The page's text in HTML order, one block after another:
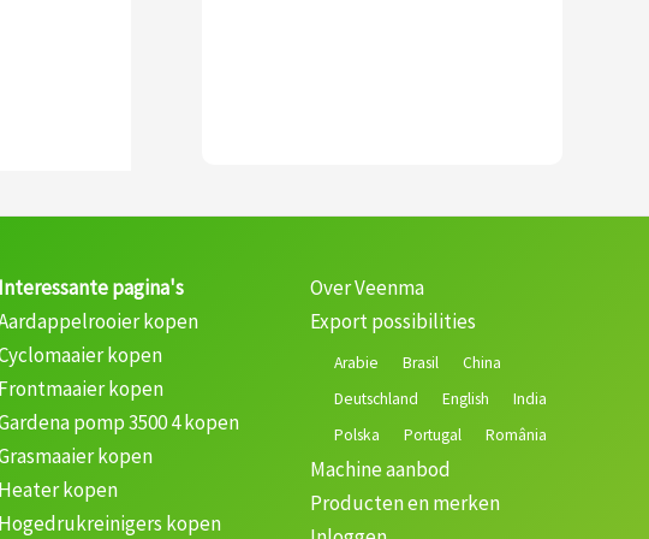
Interessante pagina's
kopen
kopen
Frontmaaier kopen
pomp 3500 4 kopen
kopen
Heater kopen
Hogedrukreinigers kopen
Over Veenma
Export possibilities
Arabie Brasil
China
Deutschland
English
India
Polska
Portugal România
Machine aanbod
Producten en merken